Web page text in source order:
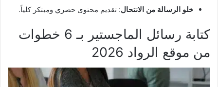
خلو الرسالة من الانتحال: تقديم محتوى حصري ومبتكر كلياً.
كتابة رسائل الماجستير بـ 6 خطوات
من موقع الرواد 2026